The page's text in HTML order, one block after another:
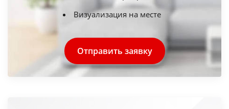
Визуализация на месте
Отправить заявку